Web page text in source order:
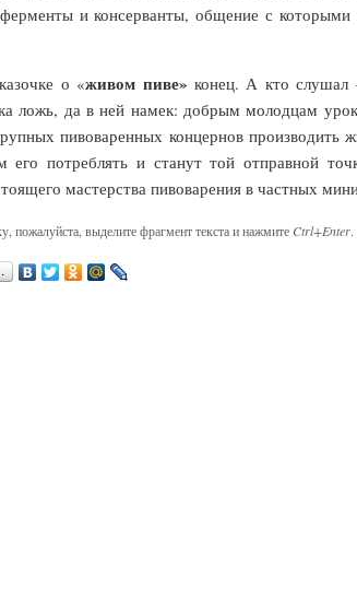
и консерванты, общение с которыми
о «живом пиве» конец. А кто слушал
ложь, да в ней намек: добрым молодцам
пивоваренных концернов производить
потреблять и станут той отправной
мастерства пивоварения в частных
пожалуйста, выделите фрагмент текста и нажмите Ctrl+Enter.